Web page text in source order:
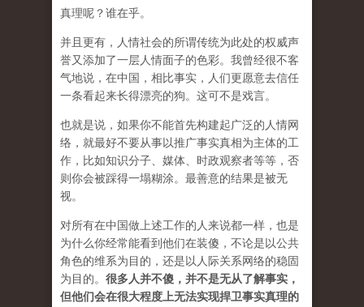
真理呢？谁在乎。
并且更有，人情社会的所谓传统为此处的权威声
誉又添加了一层人情面子的色彩。我曾经很不客
气地说，在中国，相比事实，人们更愿意去信任
一条看起来长得漂亮的狗。这可不是戏言。
也就是说，如果你不能首先构建起广泛的人情网
络，就最好不要从事以推广事实真相为主体的工
作，比如知识分子、媒体、时政观察者等等，否
则你会被踩得一塌糊涂。最善意的结果是被无
视。
对所有在中国做上述工作的人来说都一样，也是
为什么你经常能看到他们在装傻，不论是以公共
角色的维系为目的，还是以人际关系网络的稳固
为目的。 很多人并不傻，并不是无从了解事实，
但他们会在很大程度上无法实现捍卫事实真理的